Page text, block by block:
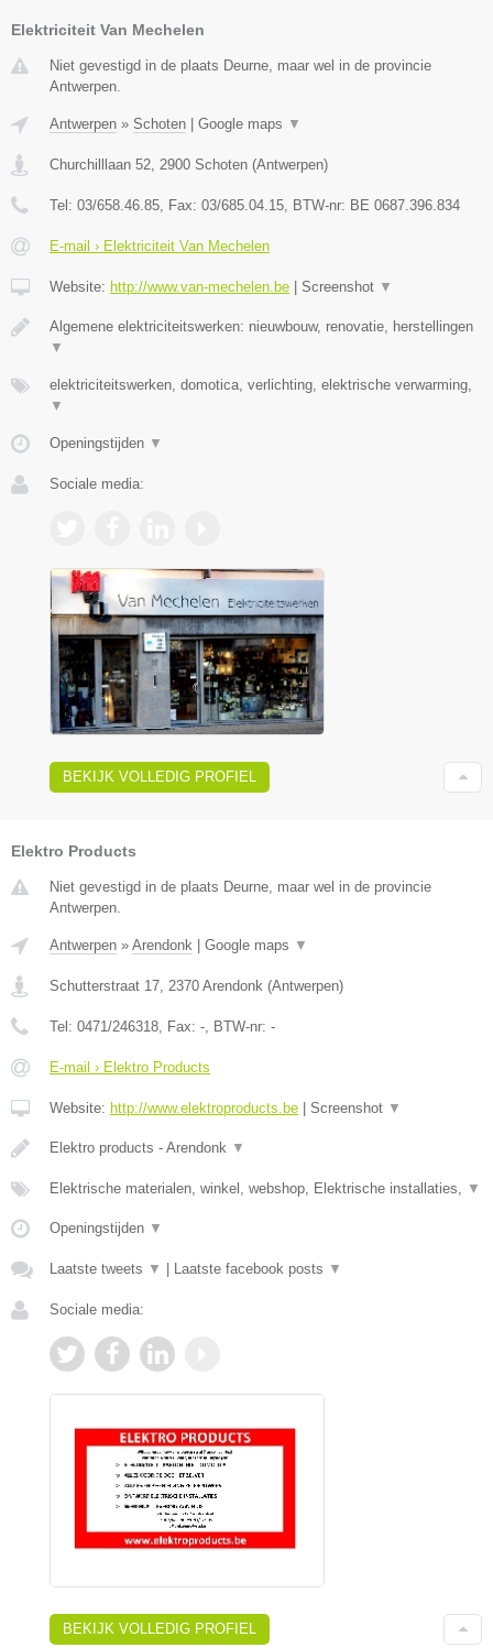
Elektriciteit Van Mechelen
Niet gevestigd in de plaats Deurne, maar wel in de provincie
Antwerpen.
Antwerpen » Schoten Google maps ▼
Churchilllaan 52, 2900 Schoten (Antwerpen)
Tel: 03/658.46.85, Fax: 03/685.04.15, BTW-nr: BE 0687.396.834
E-mail › Elektriciteit Van Mechelen
Website: http://www.van-mechelen.be Screenshot ▼
Algemene elektriciteitswerken: nieuwbouw, renovatie, herstellingen
▼
elektriciteitswerken, domotica, verlichting, elektrische verwarming,
▼
Openingstijden ▼
Sociale media:
BEKIJK VOLLEDIG PROFIEL
Elektro Products
Niet gevestigd in de plaats Deurne, maar wel in de provincie
Antwerpen.
Antwerpen » Arendonk Google maps ▼
Schutterstraat 17 2370 Arendonk (Antwerpen)
Tel: 0471/246318 , Fax: - , BTW-nr: -
E-mail › Elektro Products
Website: http://www.elektroproducts.be Screenshot ▼
Elektro products - Arendonk ▼
Elektrische materialen, winkel, webshop, Elektrische installaties, ▼
Openingstijden ▼
Laatste tweets ▼ Laatste facebook posts ▼
Sociale media:
BEKIJK VOLLEDIG PROFIEL